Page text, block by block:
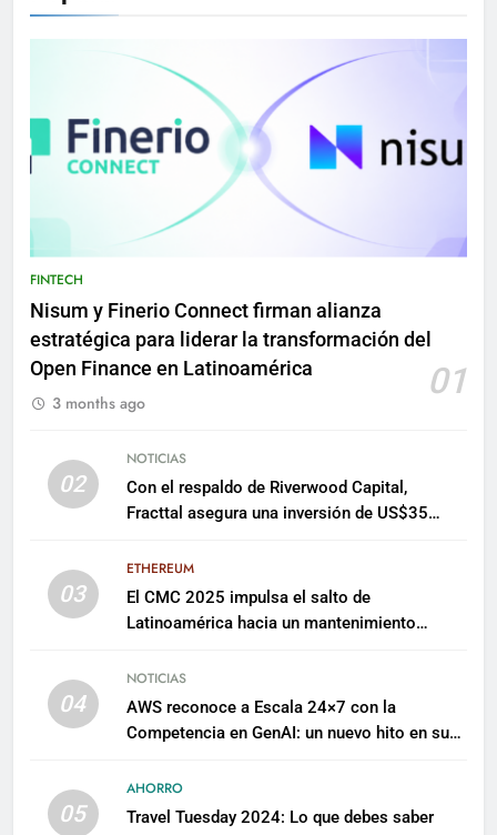
FINTECH
Nisum y Finerio Connect firman alianza
estratégica para liderar la transformación del
Open Finance en Latinoamérica
01
3 months ago
02
NOTICIAS
Con el respaldo de Riverwood Capital,
Fracttal asegura una inversión de US$35
03
ETHEREUM
El CMC 2025 impulsa el salto de
Latinoamérica hacia un mantenimiento
04
NOTICIAS
AWS reconoce a Escala 24×7 con la
Competencia en GenAI: un nuevo hito en su
05
AHORRO
Travel Tuesday 2024: Lo que debes saber